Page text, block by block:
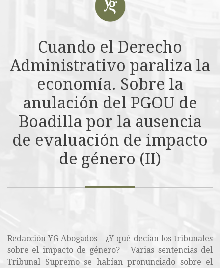
Cuando el Derecho
Administrativo paraliza la
economía. Sobre la
anulación del PGOU de
Boadilla por la ausencia
de evaluación de impacto
de género (II)
Redacción YG Abogados ¿Y qué decían los tribunales
sobre el impacto de género? Varias sentencias del
Tribunal Supremo se habían pronunciado sobre el